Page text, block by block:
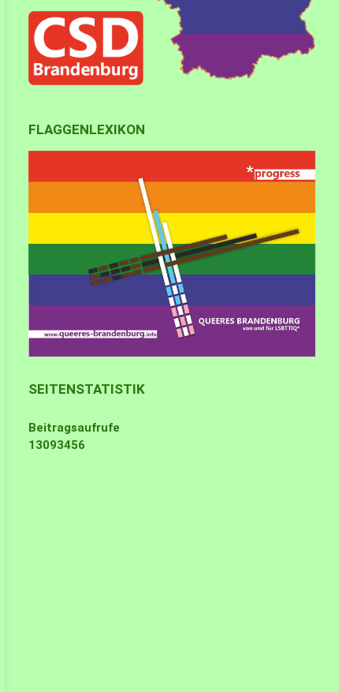
FLAGGENLEXIKON
SEITENSTATISTIK
Beitragsaufrufe
13093456